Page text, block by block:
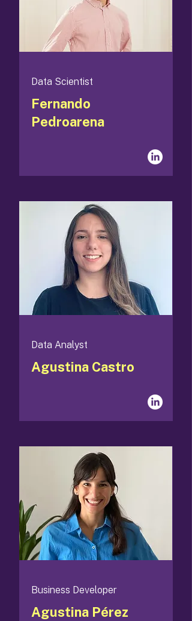
Data Scientist
Fernando
Pedroarena
Data Analyst
Agustina Castro
Business Developer
Agustina Pérez